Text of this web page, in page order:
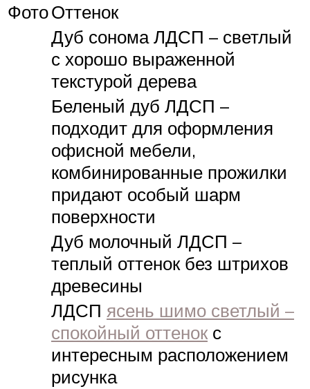
ФотоОттенок
Дуб сонома ЛДСП – светлый
с хорошо выраженной
текстурой дерева
Беленый дуб ЛДСП –
подходит для оформления
офисной мебели,
комбинированные прожилки
придают особый шарм
поверхности
Дуб молочный ЛДСП –
теплый оттенок без штрихов
древесины
ЛДСП ясень шимо светлый –
спокойный оттенок с
интересным расположением
рисунка